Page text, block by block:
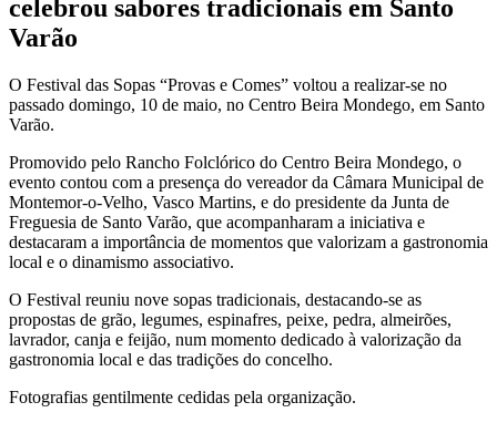
celebrou sabores tradicionais em Santo
Varão
O Festival das Sopas “Provas e Comes” voltou a realizar-se no
passado domingo, 10 de maio, no Centro Beira Mondego, em Santo
Varão.
Promovido pelo Rancho Folclórico do Centro Beira Mondego, o
evento contou com a presença do vereador da Câmara Municipal de
Montemor-o-Velho, Vasco Martins, e do presidente da Junta de
Freguesia de Santo Varão, que acompanharam a iniciativa e
destacaram a importância de momentos que valorizam a gastronomia
local e o dinamismo associativo.
O Festival reuniu nove sopas tradicionais, destacando-se as
propostas de grão, legumes, espinafres, peixe, pedra, almeirões,
lavrador, canja e feijão, num momento dedicado à valorização da
gastronomia local e das tradições do concelho.
Fotografias gentilmente cedidas pela organização.